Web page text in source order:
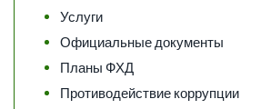
Услуги
Официальные документы
Планы ФХД
Противодействие коррупции